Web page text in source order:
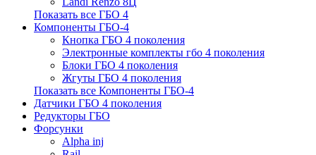
Показать все ГБО 4
Компоненты ГБО-4
Кнопка ГБО 4 поколения
Электронные комплекты гбо 4 поколения
Блоки ГБО 4 поколения
Жгуты ГБО 4 поколения
Показать все Компоненты ГБО-4
Датчики ГБО 4 поколения
Редукторы ГБО
Форсунки
Alpha inj